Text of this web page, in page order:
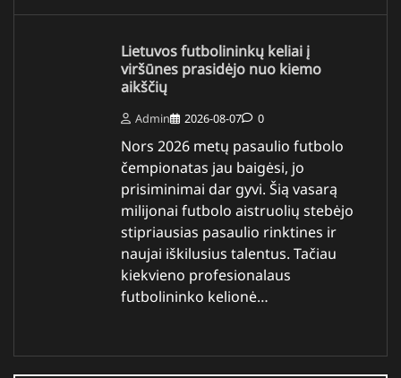
Lietuvos futbolininkų keliai į
viršūnes prasidėjo nuo kiemo
aikščių
Admin 2026-08-07 0
Nors 2026 metų pasaulio futbolo
čempionatas jau baigėsi, jo
prisiminimai dar gyvi. Šią vasarą
milijonai futbolo aistruolių stebėjo
stipriausias pasaulio rinktines ir
naujai iškilusius talentus. Tačiau
kiekvieno profesionalaus
futbolininko kelionė…